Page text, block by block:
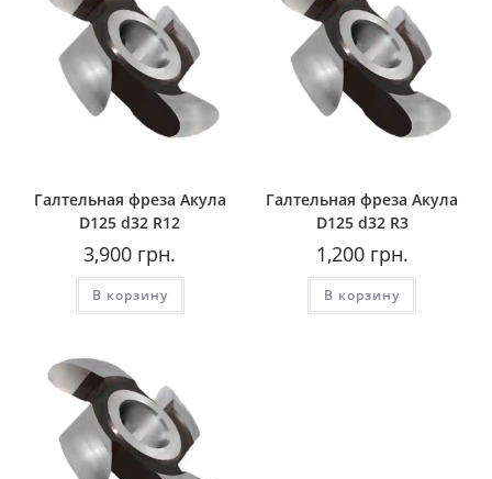
Галтельная фреза Акула
D125 d32 R12
3,900 грн.
В корзину
Галтельная фреза Акула
D125 d32 R3
1,200грн.
В корзину